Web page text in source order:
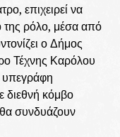
επιχειρεί να
της ρόλο, μέσα από
ο Δήμος
Τέχνης Καρόλου
υπεγράφη
διεθνή κόμβο
συνδυάζουν